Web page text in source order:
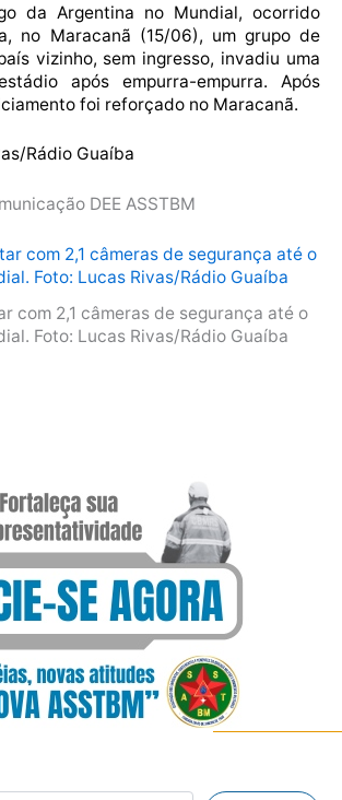
da Argentina no Mundial, ocorrido
no Maracanã (15/06), um grupo de
vizinho, sem ingresso, invadiu uma
após empurra-empurra. Após
foi reforçado no Maracanã.
Rádio Guaíba
DEE ASSTBM
com 2,1 câmeras de segurança até o
Foto: Lucas Rivas/Rádio Guaíba